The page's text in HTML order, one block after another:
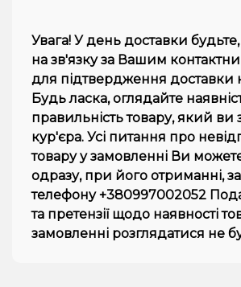
Увага! У день доставки
на зв'язку за Вашим
для підтвердження доставки
Будь ласка, оглядайте
правильність товару, який ви
кур'єра. Усі питання про
товару у замовленні Ви
одразу, при його отриманні,
телефону +380997002052
та претензії щодо наявності
замовленні розглядатися не